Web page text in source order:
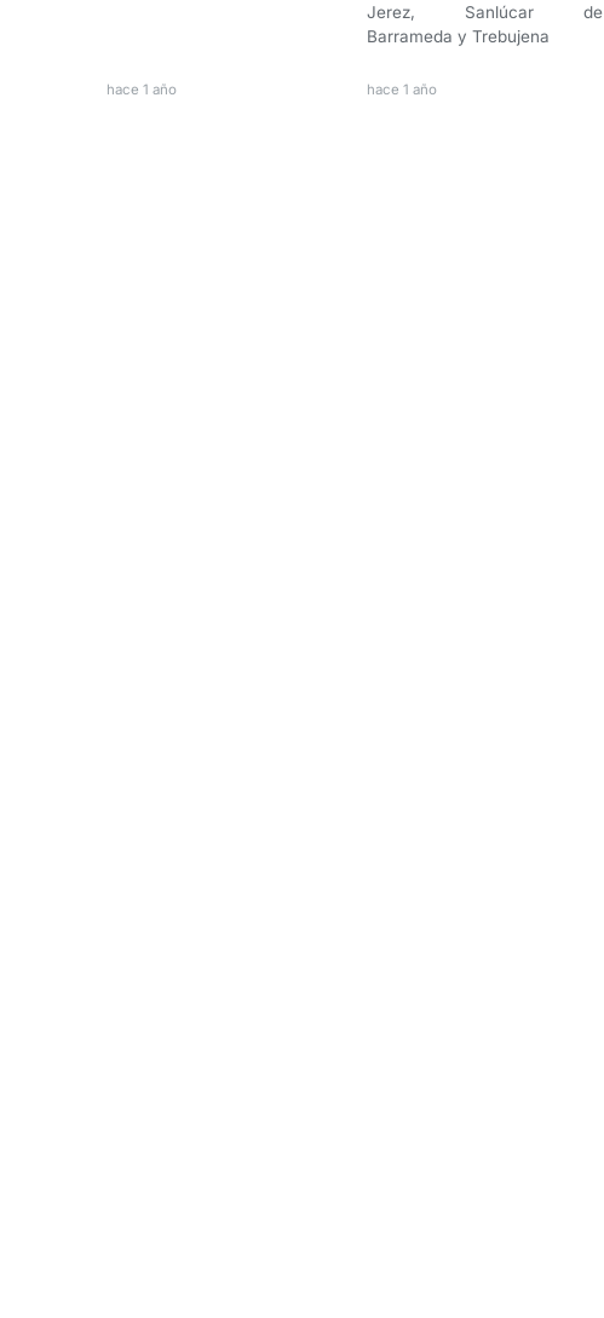
hace 1 año
Jerez, Sanlúcar de
Barrameda y Trebujena
hace 1 año